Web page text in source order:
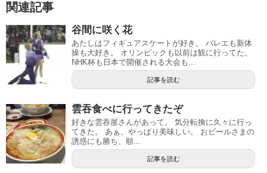
関連記事
谷間に咲く花
あたしはフィギュアスケートが好き。 バレエも新体
操も大好き。 オリンピックも以前は観に行ってた。
NHK杯も日本で開催される大会も...
記事を読む
雲吞食べに行ってきたぞ
好きな雲吞屋さんがあって。 気分転換に久々に行っ
てきた。 あぁ、やっぱり美味しい。 おビールさまの
誘惑にも勝ち、順...
記事を読む